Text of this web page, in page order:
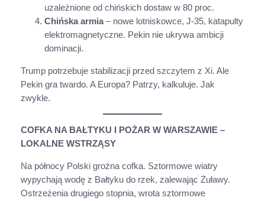
uzależnione od chińskich dostaw w 80 proc.
Chińska armia– nowe lotniskowce, J-35, katapulty
elektromagnetyczne. Pekin nie ukrywa ambicji
dominacji.
Trump potrzebuje stabilizacji przed szczytem z Xi. Ale
Pekin gra twardo. A Europa? Patrzy, kalkuluje. Jak
zwykle.
COFKA NA BAŁTYKU I POŻAR W WARSZAWIE –
LOKALNE WSTRZĄSY
Na północy Polski groźna cofka. Sztormowe wiatry
wypychają wodę z Bałtyku do rzek, zalewając Żuławy.
Ostrzeżenia drugiego stopnia, wrota sztormowe